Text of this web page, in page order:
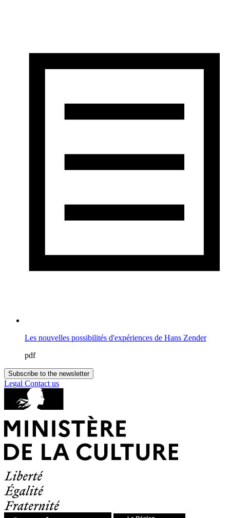
Les nouvelles possibilités d'expériences de Hans Zender
pdf
Subscribe to the newsletter
Legal Contact us